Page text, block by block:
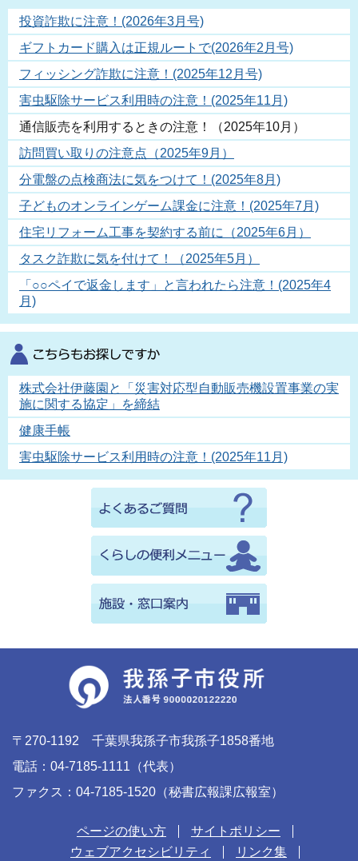
投資詐欺に注意！(2026年3月号)
ギフトカード購入は正規ルートで(2026年2月号)
フィッシング詐欺に注意！(2025年12月号)
害虫駆除サービス利用時の注意！(2025年11月)
通信販売を利用するときの注意！（2025年10月）
訪問買い取りの注意点（2025年9月）
分電盤の点検商法に気をつけて！(2025年8月)
子どものオンラインゲーム課金に注意！(2025年7月)
住宅リフォーム工事を契約する前に（2025年6月）
タスク詐欺に気を付けて！（2025年5月）
「○○ペイで返金します」と言われたら注意！(2025年4
月)
株式会社伊藤園と「災害対応型自動販売機設置事業の実
施に関する協定」を締結
健康手帳
害虫駆除サービス利用時の注意！(2025年11月)
〒270-1192 千葉県我孫子市我孫子1858番地
電話：04-7185-1111（代表）
ファクス：04-7185-1520（秘書広報課広報室）
ページの使い方
サイトポリシー
ウェブアクセシビリティ
リンク集